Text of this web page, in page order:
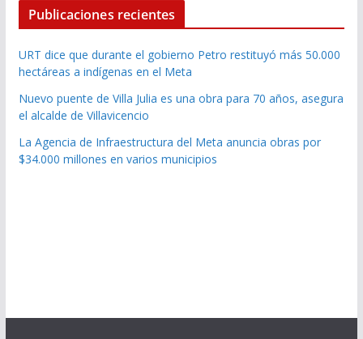
Publicaciones recientes
URT dice que durante el gobierno Petro restituyó más 50.000
hectáreas a indígenas en el Meta
Nuevo puente de Villa Julia es una obra para 70 años, asegura
el alcalde de Villavicencio
La Agencia de Infraestructura del Meta anuncia obras por
$34.000 millones en varios municipios